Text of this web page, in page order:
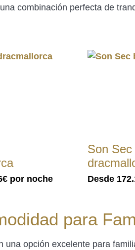
combinación perfecta de
por noche
Son Sec
Desde
para
una opción excelente para